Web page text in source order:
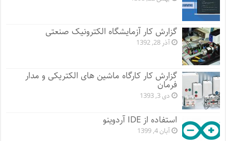
گزارش کار آزمایشگاه الکترونیک صنعتی
آذر 28, 1392
گزارش کار کارگاه ماشین های الکتریکی و مدار
فرمان
دی 3, 1393
استفاده از IDE آردوینو
آبان 4, 1399